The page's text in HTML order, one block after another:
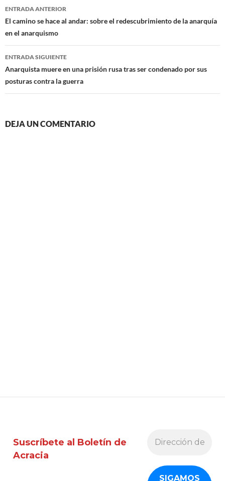
Navegación
de
entradas
ENTRADA ANTERIOR
El camino se hace al andar: sobre el redescubrimiento de la anarquía
en el anarquismo
ENTRADA SIGUIENTE
Anarquista muere en una prisión rusa tras ser condenado por sus
posturas contra la guerra
DEJA UN COMENTARIO
Suscríbete al Boletín de
Acracia